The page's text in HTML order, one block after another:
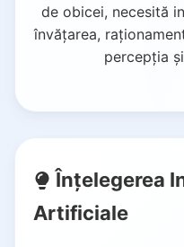
de obicei, necesită
învățarea,
percepția
Înțelegerea
Artificiale